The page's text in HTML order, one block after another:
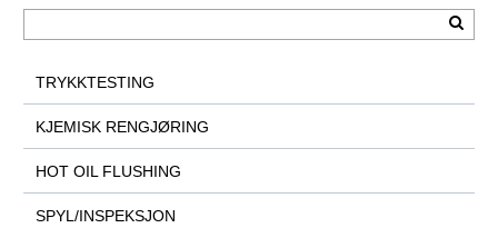
TRYKKTESTING
KJEMISK RENGJØRING
HOT OIL FLUSHING
SPYL/INSPEKSJON